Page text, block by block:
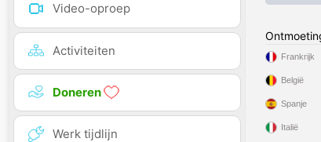
Video-oproep
Activiteiten
Doneren
Werk tijdlijn
Frankrijk
België
Spanje
Italië